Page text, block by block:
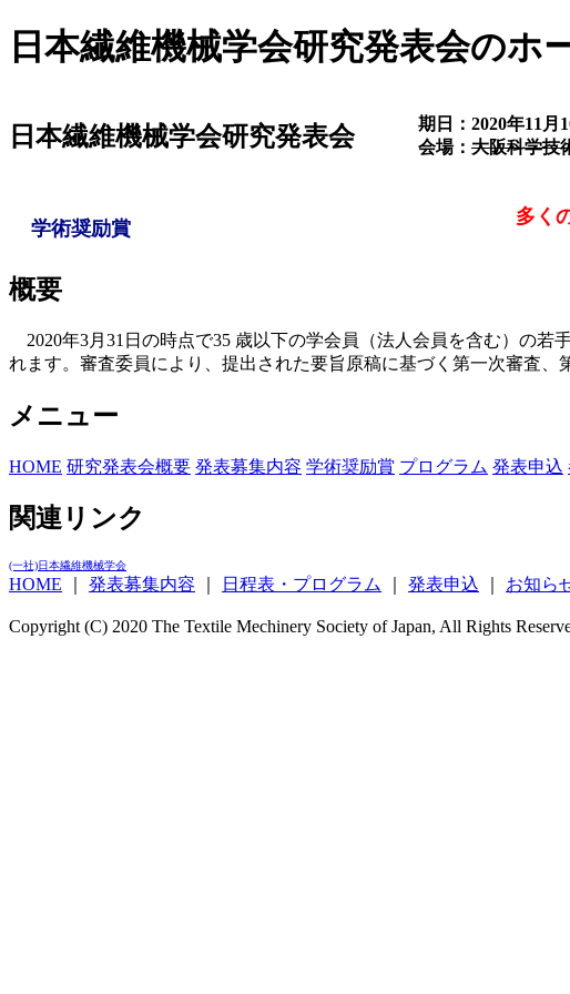
日本繊維機械学会研究発表会のホ
日本繊維機械学会研究発表会
期日：2020年11月
会場： 大阪科学技
学術奨励賞
多く
概要
2020年3月31日の時点で35 歳以下の学会員（法人会員を含む）の
れます。審査委員により、提出された要旨原稿に基づく第一次審査
メニュー
HOME 研究発表会概要 発表募集内容 学術奨励賞 プログラム 発表申込
関連リンク
(一社)日本繊維機械学会
HOME 発表募集内容 日程表・プログラム 発表申込 お知ら
Copyright (C) 2020 The Textile Mechinery Society of Japan, All Rights